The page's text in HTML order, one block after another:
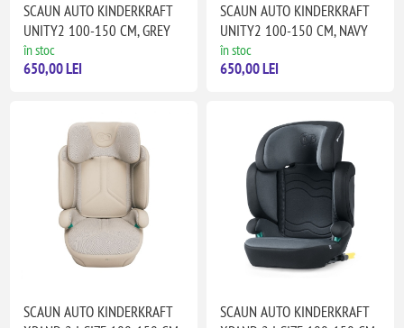
SCAUN AUTO KINDERKRAFT
UNITY2 100-150 CM, GREY
în stoc
650,00 LEI
SCAUN AUTO KINDERKRAFT
UNITY2 100-150 CM, NAVY
în stoc
650,00 LEI
SCAUN AUTO KINDERKRAFT
SCAUN AUTO KINDERKRAFT